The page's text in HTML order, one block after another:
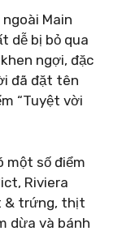
Main
dễ bị bỏ qua
ngợi, đặc
đã đặt tên
“Tuyệt vời
một số điểm
Riviera
& trứng, thịt
dừa và bánh